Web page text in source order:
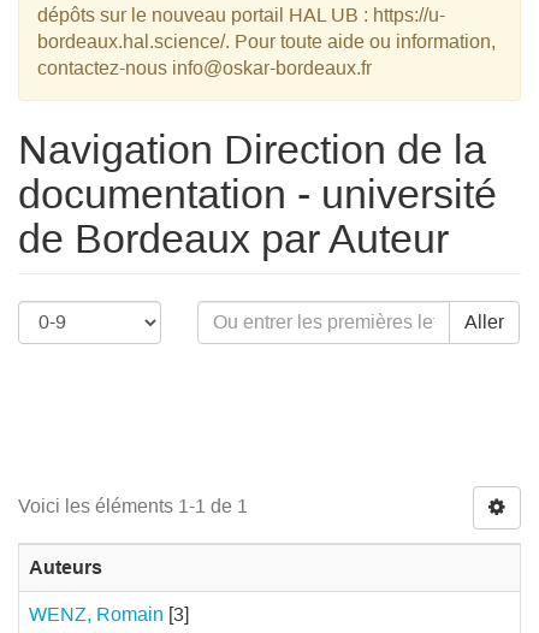
dépôts sur le nouveau portail HAL UB : https://u-
bordeaux.hal.science/. Pour toute aide ou information,
contactez-nous info@oskar-bordeaux.fr
Navigation Direction de la
documentation - université
de Bordeaux par Auteur
Aller
Voici les éléments 1-1 de 1
Auteurs
WENZ, Romain [3]